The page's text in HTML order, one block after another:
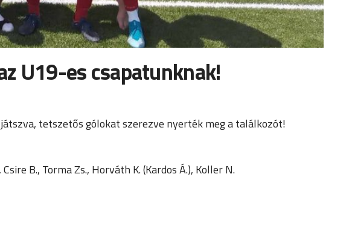
U19-es csapatunknak!
tetszetős gólokat szerezve nyerték meg a találkozót!
B., Torma Zs., Horváth K. (Kardos Á.), Koller N.